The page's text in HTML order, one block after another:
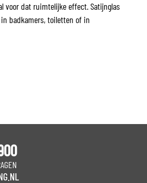
voor dat ruimtelijke effect. Satijnglas
badkamers, toiletten of in